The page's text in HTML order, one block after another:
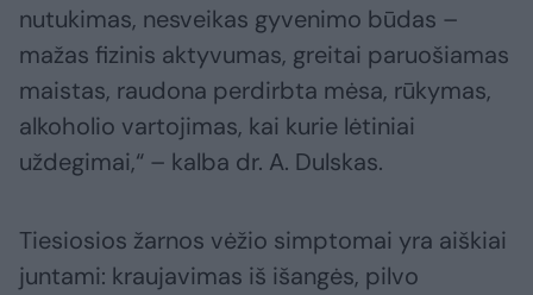
nutukimas, nesveikas gyvenimo būdas –
mažas fizinis aktyvumas, greitai paruošiamas
maistas, raudona perdirbta mėsa, rūkymas,
alkoholio vartojimas, kai kurie lėtiniai
uždegimai,“ – kalba dr. A. Dulskas.
Tiesiosios žarnos vėžio simptomai yra aiškiai
juntami: kraujavimas iš išangės, pilvo